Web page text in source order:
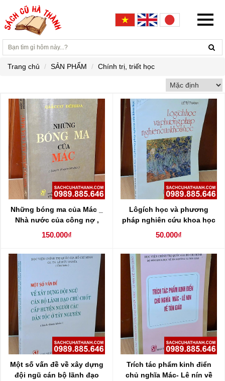
Trang chủ SẢN PHẨM Chính trị, triết học
Những bóng ma của Mác _
Nhà nước của công nợ ,
việc làm của đám tang và
150.000₫
Lôgích học và phương
pháp nghiên cứu khoa học
50.000₫
Một số vấn đề về xây dựng
đội ngũ cán bộ lãnh đạo
Trích tác phẩm kinh điển
chủ nghĩa Mác- Lê nín về